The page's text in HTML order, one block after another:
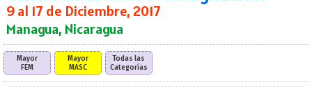
9 al 17 de Diciembre, 2017
Managua, Nicaragua
Mayor
FEM
Mayor
MASC
Todas las
Categorías